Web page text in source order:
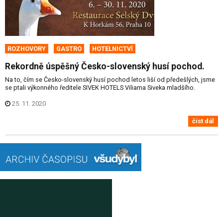
ROZHOVORY GASTRO HOTELNICTVÍ
Rekordně úspěšný Česko-slovenský husí pochod.
Na to, čím se Česko-slovenský husí pochod letos liší od předešlých, jsme
se ptali výkonného ředitele SIVEK HOTELS Viliama Siveka mladšího.
25. 11. 2020
číst dál